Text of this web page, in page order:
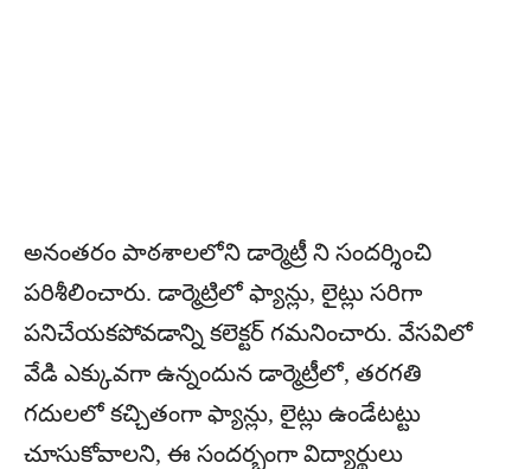
అనంతరం పాఠశాలలోని డార్మెట్రీ ని సందర్శించి
పరిశీలించారు. డార్మెట్రిలో ఫ్యాన్లు, లైట్లు సరిగా
పనిచేయకపోవడాన్ని కలెక్టర్ గమనించారు. వేసవిలో
వేడి ఎక్కువగా ఉన్నందున డార్మెట్రీలో, తరగతి
గదులలో కచ్చితంగా ఫ్యాన్లు, లైట్లు ఉండేటట్టు
చూసుకోవాలని, ఈ సందర్భంగా విద్యార్థులు